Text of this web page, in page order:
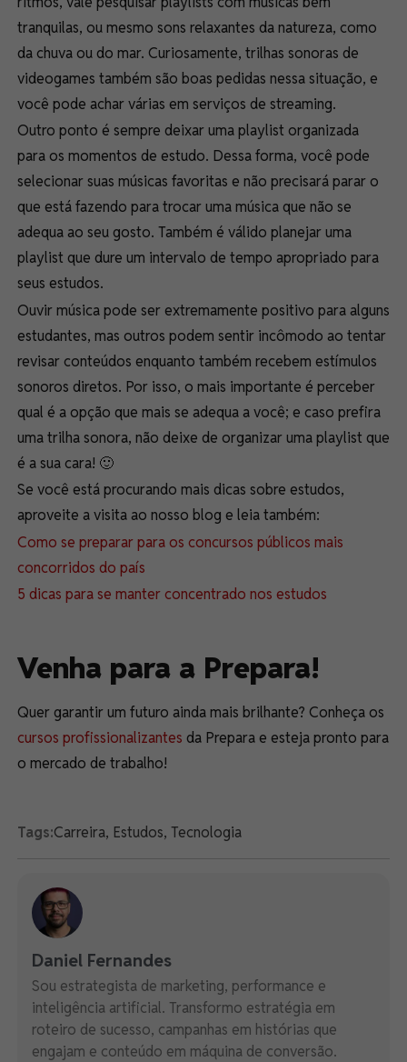
tranquilas, ou mesmo sons relaxantes da natureza, como
da chuva ou do mar. Curiosamente, trilhas sonoras de
videogames também são boas pedidas nessa situação, e
você pode achar várias em serviços de streaming.
Outro ponto é sempre deixar uma playlist organizada
para os momentos de estudo. Dessa forma, você pode
selecionar suas músicas favoritas e não precisará parar o
que está fazendo para trocar uma música que não se
adequa ao seu gosto. Também é válido planejar uma
playlist que dure um intervalo de tempo apropriado para
seus estudos.
Ouvir música pode ser extremamente positivo para alguns
estudantes, mas outros podem sentir incômodo ao tentar
revisar conteúdos enquanto também recebem estímulos
sonoros diretos. Por isso, o mais importante é perceber
qual é a opção que mais se adequa a você; e caso prefira
uma trilha sonora, não deixe de organizar uma playlist que
é a sua cara! 🙂
Se você está procurando mais dicas sobre estudos,
aproveite a visita ao nosso blog e leia também:
Como se preparar para os concursos públicos mais
concorridos do país
5 dicas para se manter concentrado nos estudos
Venha para a Prepara!
Quer garantir um futuro ainda mais brilhante? Conheça os
cursos profissionalizantes da Prepara e esteja pronto para
o mercado de trabalho!
Tags:Carreira, Estudos, Tecnologia
Daniel Fernandes
Sou estrategista de marketing, performance e
inteligência artificial. Transformo estratégia em
roteiro de sucesso, campanhas em histórias que
engajam e conteúdo em máquina de conversão.